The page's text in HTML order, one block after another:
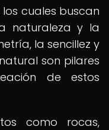
cuales buscan
naturaleza y la
la sencillez y
son pilares
de estos
como rocas,